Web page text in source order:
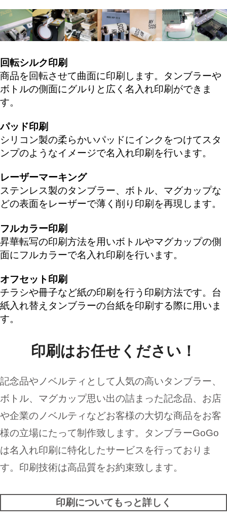
回転シルク印刷
商品を回転させて曲面に印刷します。タンブラーや
ボトルの側面にグルりと広く名入れ印刷ができま
す。
パッド印刷
シリコン製の柔らかいパッドにインクをつけてスタ
ンプのようなイメージで名入れ印刷を行います。
レーザーマーキング
ステンレス製のタンブラー、ボトル、マグカップな
どの表面をレーザーで薄く削り印刷を再現します。
フルカラー印刷
昇華転写の印刷方法を用いボトルやマグカップの側
面にフルカラーで名入れ印刷を行います。
オフセット印刷
チラシや冊子など紙の印刷を行う印刷方法です。台
紙入れ替えタンブラーの台紙を印刷する際に用いま
す。
印刷はお任せください！
記念品やノベルティとして人気の高いタンブラー、
ボトル、マグカップ思い出の詰まった記念品、お店
や企業のノベルティなどお客様の大切な商品をお客
様の立場にたって制作致します。タンブラーGoGo
は名入れ印刷に特化したサービスを行っておりま
す。印刷技術は高品質をお約束致します。
印刷についてもっと詳しく